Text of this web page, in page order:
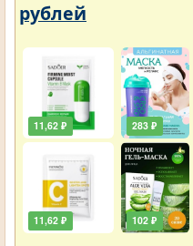
рублей
11,62 ₽
11,62 ₽
283 ₽
102 ₽